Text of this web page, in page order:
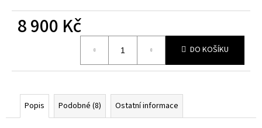
8 900 Kč
DO KOŠÍKU
Popis Podobné (8) Ostatní informace